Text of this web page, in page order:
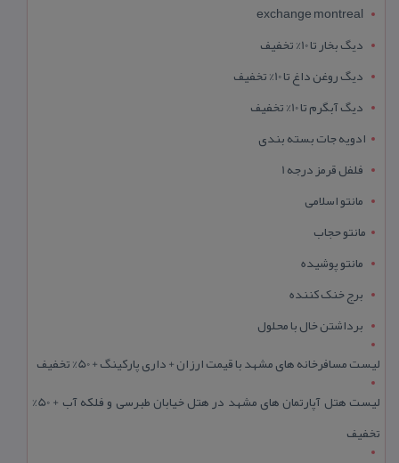
exchange montreal
دیگ بخار تا 10% تخفیف
دیگ روغن داغ تا 10% تخفیف
دیگ آبگرم تا 10% تخفیف
ادویه جات بسته بندی
فلفل قرمز درجه 1
مانتو اسلامی
مانتو حجاب
مانتو پوشیده
برج خنک کننده
برداشتن خال با محلول
لیست مسافرخانه های مشهد با قیمت ارزان + داری پارکینگ + 50% تخفیف
لیست هتل آپارتمان های مشهد در هتل خیابان طبرسی و فلکه آب + 50%
تخفیف